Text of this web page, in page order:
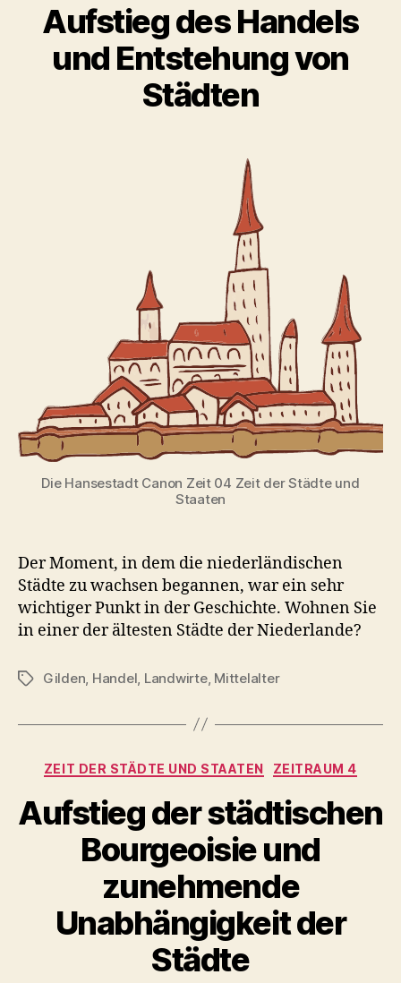
Aufstieg des Handels
und Entstehung von
Städten
Die Hansestadt Canon Zeit 04 Zeit der Städte und
Staaten
Der Moment, in dem die niederländischen
Städte zu wachsen begannen, war ein sehr
wichtiger Punkt in der Geschichte. Wohnen Sie
in einer der ältesten Städte der Niederlande?
Schlagwörter
Gilden Handel Landwirte, Mittelalter
Kategorien
ZEIT DER STÄDTE UND STAATEN ZEITRAUM 4
Aufstieg der städtischen
Bourgeoisie und
zunehmende
Unabhängigkeit der
Städte